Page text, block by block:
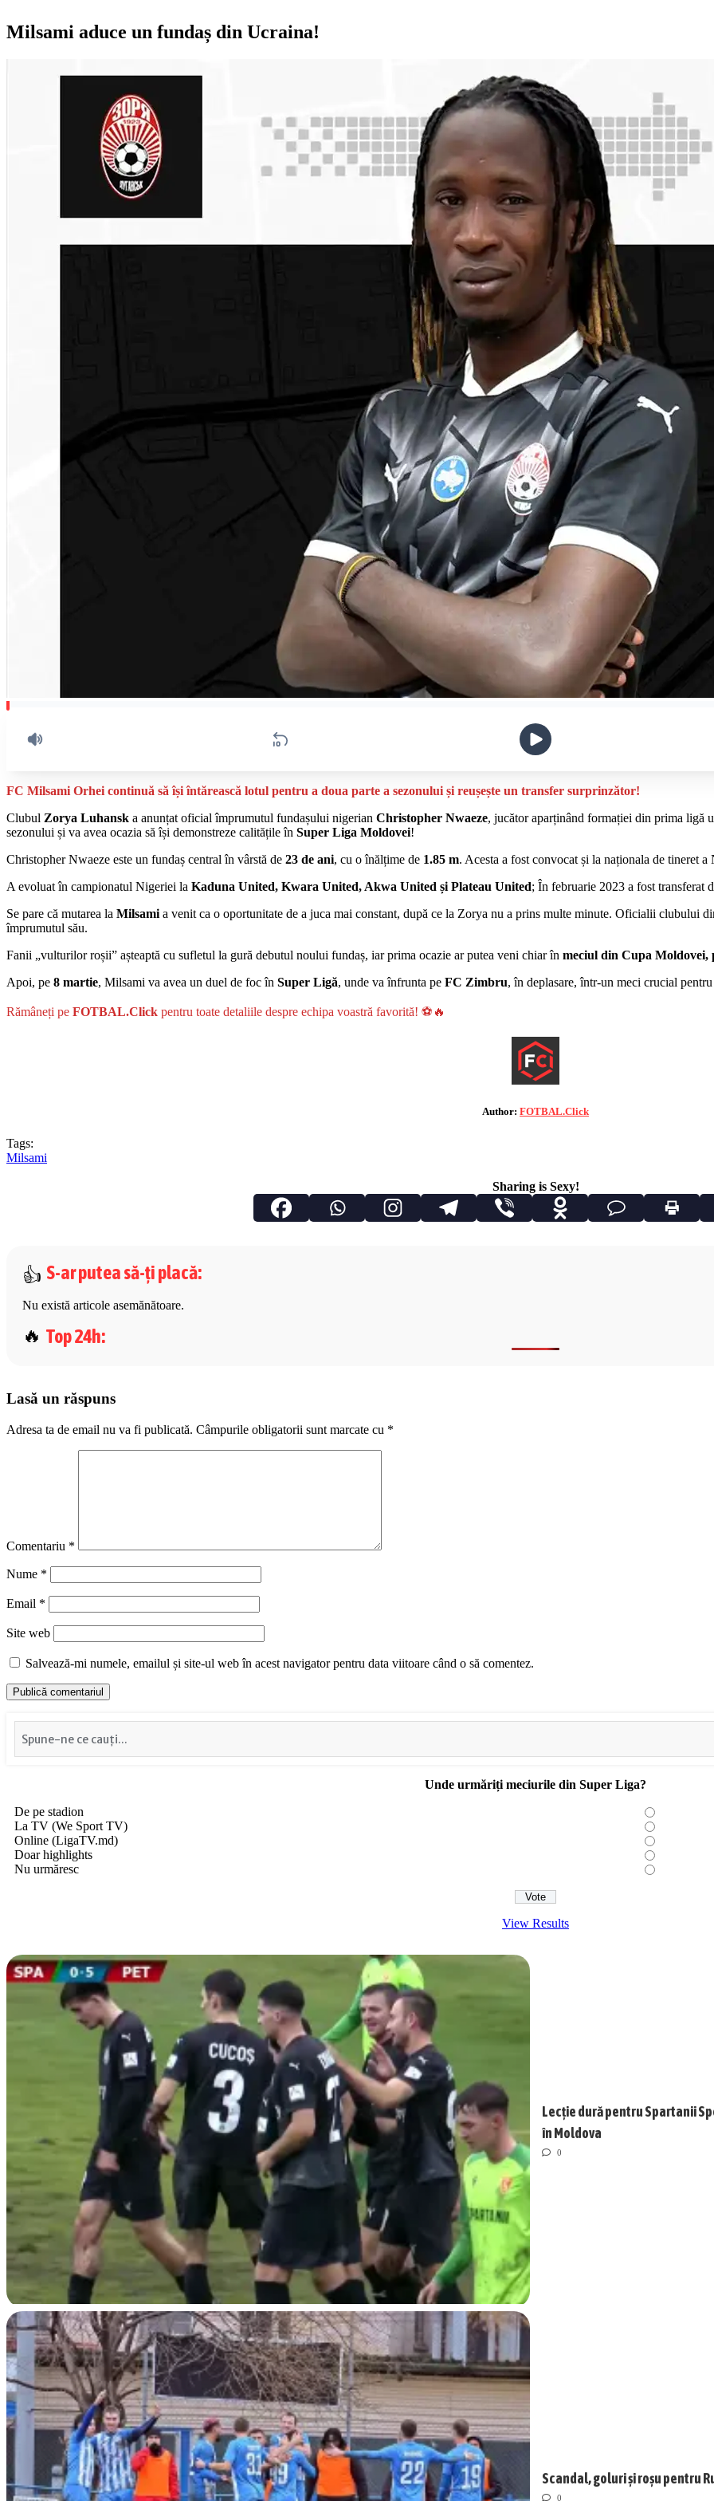
Milsami aduce un fundaș din Ucraina!
FC Milsami Orhei continuă să își întărească lotul pentru a doua parte a sezonului și reușește un transfer surprinzător!
Clubul Zorya Luhansk a anunțat oficial împrumutul fundașului nigerian Christopher Nwaeze, jucător aparținând formației din prima ligă
sezonului și va avea ocazia să își demonstreze calitățile în Super Liga Moldovei!
Christopher Nwaeze este un fundaș central în vârstă de 23 de ani, cu o înălțime de 1.85 m. Acesta a fost convocat și la naționala de tineret a
A evoluat în campionatul Nigeriei la Kaduna United, Kwara United, Akwa United și Plateau United; În februarie 2023 a fost transferat
Se pare că mutarea la Milsami a venit ca o oportunitate de a juca mai constant, după ce la Zorya nu a prins multe minute. Oficialii clubului
împrumutul său.
Fanii „vulturilor roșii” așteaptă cu sufletul la gură debutul noului fundaș, iar prima ocazie ar putea veni chiar în meciul din Cupa Moldovei,
Apoi, pe 8 martie, Milsami va avea un duel de foc în Super Ligă, unde va înfrunta pe FC Zimbru, în deplasare, într-un meci crucial
Rămâneți pe FOTBAL.Click pentru toate detaliile despre echipa voastră favorită! ⚽🔥
Author: FOTBAL.Click
Tags:
Milsami
Sharing is Sexy!
S-ar putea să-ți placă:
Nu există articole asemănătoare.
Top 24h:
Lasă un răspuns
Adresa ta de email nu va fi publicată. Câmpurile obligatorii sunt marcate cu *
Comentariu *
Nume *
Email *
Site web
Salvează-mi numele, emailul și site-ul web în acest navigator pentru data viitoare când o să comentez.
Unde urmăriți meciurile din Super Liga?
De pe stadion
La TV (We Sport TV)
Online (LigaTV.md)
Doar highlights
Nu urmăresc
View Results
Lecție dură pentru Spartanii
în Moldova
0
Scandal, goluri și roșu pentru
0